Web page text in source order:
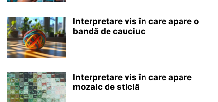
Interpretare vis în care apare o
bandă de cauciuc
Interpretare vis în care apare
mozaic de sticlă